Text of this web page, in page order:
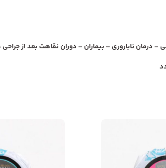
ناباروری – بیماران – دوران نقاهت بعد از جراحی